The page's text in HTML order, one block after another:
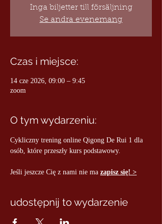
Inga biljetter till försäljning
Se andra evenemang
Czas i miejsce:
14 cze 2026, 09:00 – 9:45
zoom
O tym wydarzeniu:
Cykliczny trening online Qigong De Rui 1 dla
osób, które przeszły kurs podstawowy.
Jeśli jeszcze Cię z nami nie ma zapisz się! >
udostępnij to wydarzenie